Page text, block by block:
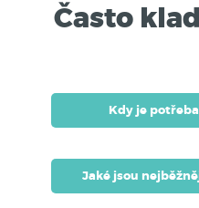
Často
Kdy je
Jaké jsou